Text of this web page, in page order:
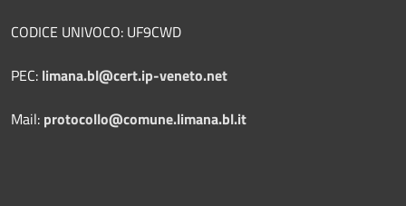
CODICE UNIVOCO: UF9CWD
PEC: limana.bl@cert.ip-veneto.net
Mail: protocollo@comune.limana.bl.it